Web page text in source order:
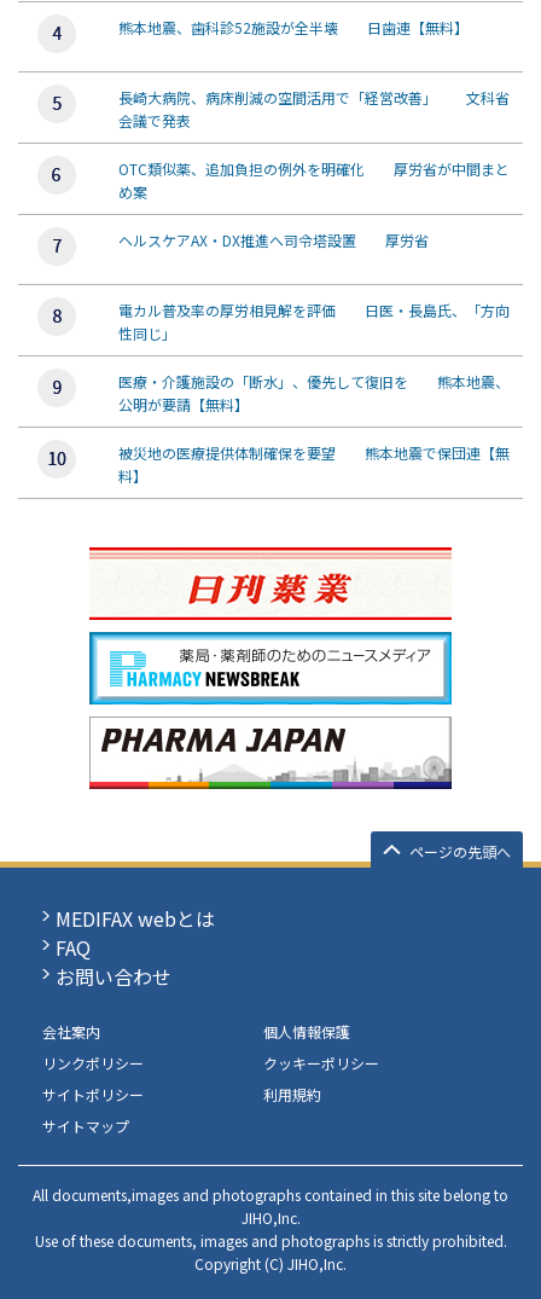
熊本地震、歯科診52施設が全半壊 日歯連【無料】
長崎大病院、病床削減の空間活用で「経営改善」 文科省
会議で発表
OTC類似薬、追加負担の例外を明確化 厚労省が中間まと
め案
ヘルスケアAX・DX推進へ司令塔設置 厚労省
電カル普及率の厚労相見解を評価 日医・長島氏、「方向
性同じ」
医療・介護施設の「断水」、優先して復旧を 熊本地震、
公明が要請【無料】
被災地の医療提供体制確保を要望 熊本地震で保団連【無
料】
ページの先頭へ
MEDIFAX webとは
FAQ
お問い合わせ
会社案内
個人情報保護
リンクポリシー
クッキーポリシー
サイトポリシー
利用規約
サイトマップ
All documents,images and photographs contained in this site belong to
JIHO,Inc.
Use of these documents, images and photographs is strictly prohibited.
Copyright (C) JIHO,Inc.